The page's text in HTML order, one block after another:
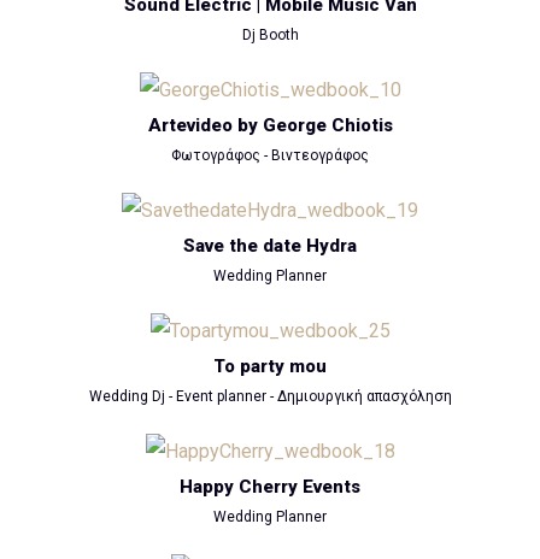
Sound Electric | Mobile Music Van
Dj Booth
Artevideo by George Chiotis
Φωτογράφος - Βιντεογράφος
Save the date Hydra
Wedding Planner
To party mou
Wedding Dj - Event planner - Δημιουργική απασχόληση
Happy Cherry Events
Wedding Planner